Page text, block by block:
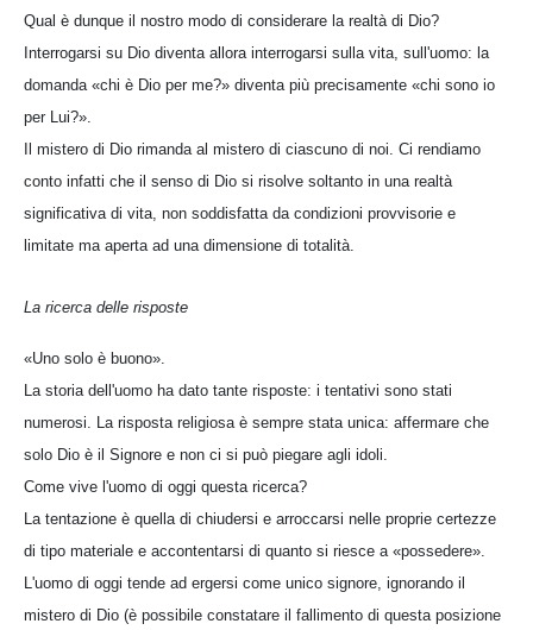
Qual è dunque il nostro modo di considerare la realtà di Dio?
Interrogarsi su Dio diventa allora interrogarsi sulla vita, sull'uomo: la
domanda «chi è Dio per me?» diventa più precisamente «chi sono io
per Lui?».
Il mistero di Dio rimanda al mistero di ciascuno di noi. Ci rendiamo
conto infatti che il senso di Dio si risolve soltanto in una realtà
significativa di vita, non soddisfatta da condizioni provvisorie e
limitate ma aperta ad una dimensione di totalità.
La ricerca delle risposte
«Uno solo è buono».
La storia dell'uomo ha dato tante risposte: i tentativi sono stati
numerosi. La risposta religiosa è sempre stata unica: affermare che
solo Dio è il Signore e non ci si può piegare agli idoli.
Come vive l'uomo di oggi questa ricerca?
La tentazione è quella di chiudersi e arroccarsi nelle proprie certezze
di tipo materiale e accontentarsi di quanto si riesce a «possedere».
L'uomo di oggi tende ad ergersi come unico signore, ignorando il
mistero di Dio (è possibile constatare il fallimento di questa posizione